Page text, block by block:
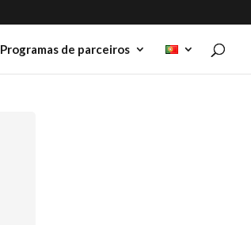
Programas de parceiros